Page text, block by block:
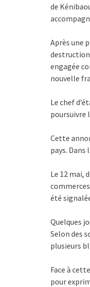
de
Après une
destruction
engagée
nouvelle
Le chef
poursuivre
Cette
pays.
Le 12 mai,
été
Quelques
Selon des
plusieurs
Face à
pour